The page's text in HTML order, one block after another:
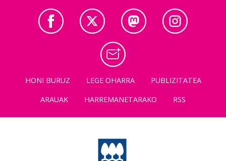
HONI BURUZ LEGE OHARRA
PUBLIZITATEA
ARAUAK
HARREMANETARAKO RSS